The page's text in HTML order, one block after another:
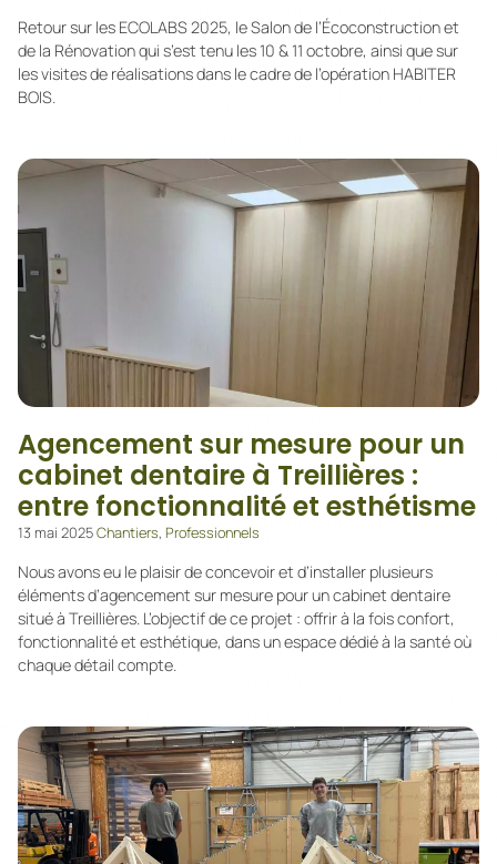
Retour sur les ECOLABS 2025, le Salon de l’Écoconstruction et
de la Rénovation qui s’est tenu les 10 & 11 octobre, ainsi que sur
les visites de réalisations dans le cadre de l’opération HABITER
BOIS.
Agencement sur mesure pour un
cabinet dentaire à Treillières :
entre fonctionnalité et esthétisme
13 mai 2025Chantiers, Professionnels
Nous avons eu le plaisir de concevoir et d’installer plusieurs
éléments d’agencement sur mesure pour un cabinet dentaire
situé à Treillières. L’objectif de ce projet : offrir à la fois confort,
fonctionnalité et esthétique, dans un espace dédié à la santé où
chaque détail compte.